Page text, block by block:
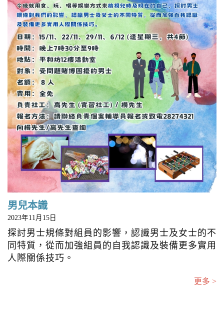
男兒本識
2023年11月15日
探討男士規條對組員的影響，認識男士及女士的不
同特質，從而加強組員的自我認識及裝備更多實用
人際關係技巧。
更多 >